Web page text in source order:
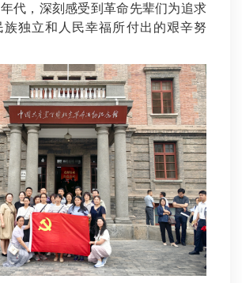
代，深刻感受到革命先辈们为追求
族独立和人民幸福所付出的艰辛努